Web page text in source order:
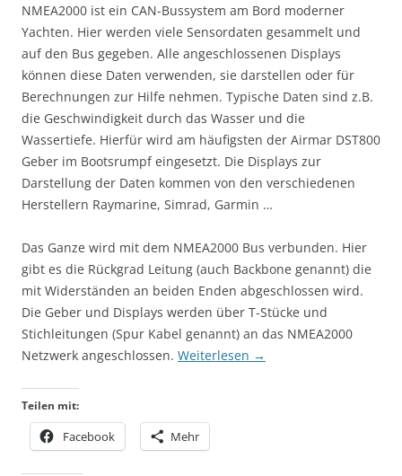
NMEA2000 ist ein CAN-Bussystem am Bord moderner
Yachten. Hier werden viele Sensordaten gesammelt und
auf den Bus gegeben. Alle angeschlossenen Displays
können diese Daten verwenden, sie darstellen oder für
Berechnungen zur Hilfe nehmen. Typische Daten sind z.B.
die Geschwindigkeit durch das Wasser und die
Wassertiefe. Hierfür wird am häufigsten der Airmar DST800
Geber im Bootsrumpf eingesetzt. Die Displays zur
Darstellung der Daten kommen von den verschiedenen
Herstellern Raymarine, Simrad, Garmin …
Das Ganze wird mit dem NMEA2000 Bus verbunden. Hier
gibt es die Rückgrad Leitung (auch Backbone genannt) die
mit Widerständen an beiden Enden abgeschlossen wird.
Die Geber und Displays werden über T-Stücke und
Stichleitungen (Spur Kabel genannt) an das NMEA2000
Netzwerk angeschlossen. Weiterlesen →
Teilen mit:
Facebook Mehr